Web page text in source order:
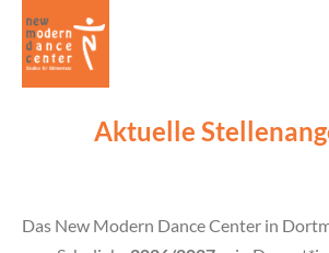
Aktuelle
Das New Modern Dance Center in